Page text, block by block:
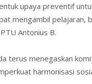
upaya preventif
mengambil
Antonius B.
terus menegaskan
harmonisasi